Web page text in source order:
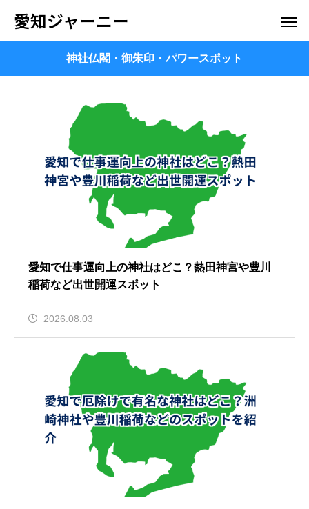
愛知ジャーニー
神社仏閣・御朱印・パワースポット
愛知で仕事運向上の神社はどこ？熱田神宮や豊川
稲荷など出世開運スポット
2026.08.03